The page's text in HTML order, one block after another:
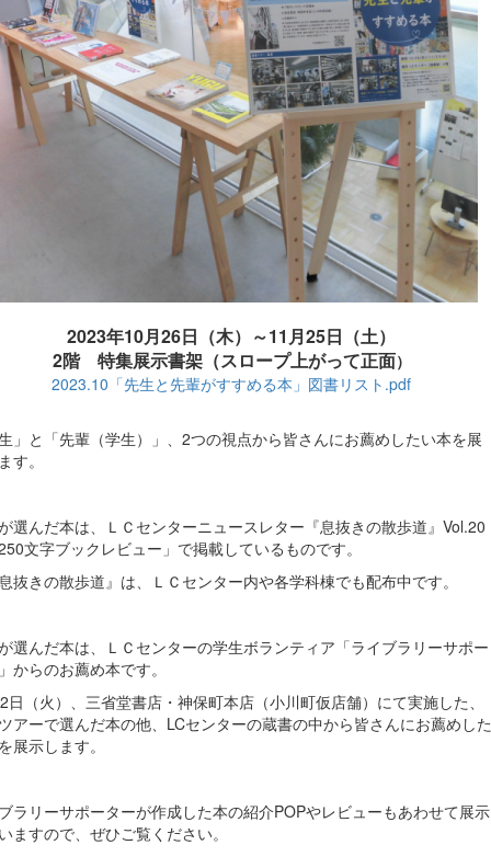
2023年10月26日（木）～11月25日（土）
2階 特集展示書架（スロープ上がって正面）
2023.10「先生と先輩がすすめる本」図書リスト.pdf
生」と「先輩（学生）」、2つの視点から皆さんにお薦めしたい本を展
す。
選んだ本は、ＬＣセンターニュースレター『息抜きの散歩道』Vol.20
文字ブックレビュー」で掲載しているものです。
抜きの散歩道』は、ＬＣセンター内や各学科棟でも配布中です。
選んだ本は、ＬＣセンターの学生ボランティア「ライブラリーサポー
からのお薦め本です。
日（火）、三省堂書店・神保町本店（小川町仮店舗）にて実施した、
アーで選んだ本の他、LCセンターの蔵書の中から皆さんにお薦めした
展示します。
ラリーサポーターが作成した本の紹介POPやレビューもあわせて展示
ますので、ぜひご覧ください。